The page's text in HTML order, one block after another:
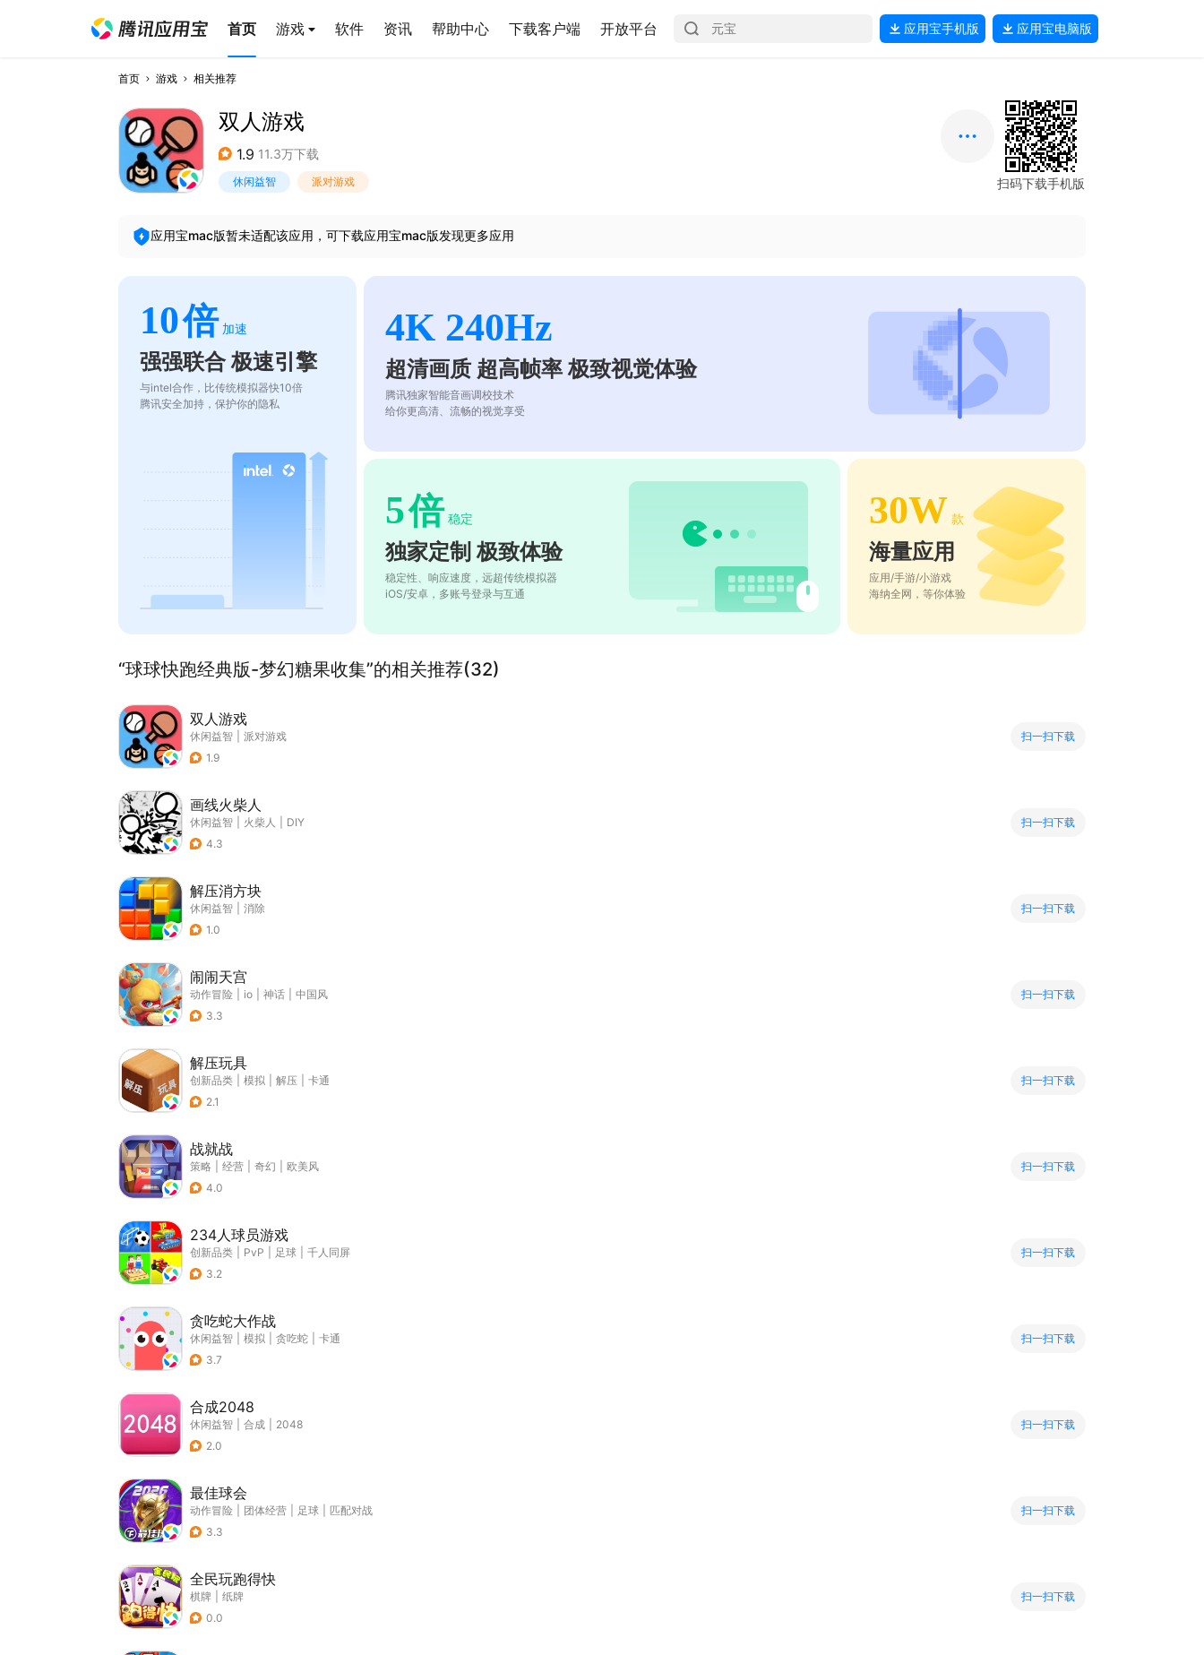
首页 游戏 软件 资讯 帮助中心 下载客户端 开放平台 应用宝手机版 应用宝电脑版
首页 游戏 相关推荐
双人游戏
1.9 11.3万下载
休闲益智 派对游戏 扫码下载手机版
应用宝mac版暂未适配该应用，可下载应用宝mac版发现更多应用
10倍 加速
强强联合 极速引擎
与intel合作，比传统模拟器快10倍
腾讯安全加持，保护你的隐私
4K 240Hz
超清画质 超高帧率 极致视觉体验
腾讯独家智能音画调校技术
给你更高清、流畅的视觉享受
5倍 稳定
独家定制 极致体验
稳定性、响应速度，远超传统模拟器
iOS/安卓，多账号登录与互通
30W 款
海量应用
应用/手游/小游戏
海纳全网，等你体验
“球球快跑经典版-梦幻糖果收集”的相关推荐(32)
双人游戏
休闲益智
派对游戏
1.9
扫一扫下载
画线火柴人
休闲益智 火柴人
DIY
4.3
扫一扫下载
解压消方块
休闲益智
消除
1.0
扫一扫下载
闹闹天宫
动作冒险 io 神话
中国风
3.3
扫一扫下载
解压玩具
创新品类 模拟 解压
卡通
2.1
扫一扫下载
战就战
策略 经营 奇幻
欧美风
4.0
扫一扫下载
234人球员游戏
创新品类 PvP 足球
千人同屏
3.2
扫一扫下载
贪吃蛇大作战
休闲益智 模拟 贪吃蛇
卡通
3.7
扫一扫下载
合成2048
休闲益智 合成
2048
2.0
扫一扫下载
最佳球会
动作冒险 团体经营 足球
匹配对战
3.3
扫一扫下载
全民玩跑得快
棋牌
纸牌
0.0
扫一扫下载